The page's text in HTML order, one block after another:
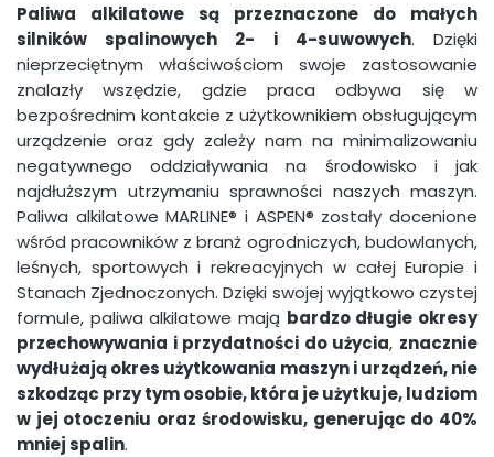
Paliwa alkilatowe są przeznaczone
do małych
silników spalinowych 2- i 4-suwowych. Dzięki
nieprzeciętnym właściwościom swoje zastosowanie
znalazły wszędzie, gdzie praca odbywa się w
bezpośrednim kontakcie z użytkownikiem obsługującym
urządzenie oraz gdy zależy nam na minimalizowaniu
negatywnego oddziaływania na środowisko i jak
najdłuższym utrzymaniu sprawności naszych maszyn.
Paliwa alkilatowe MARLINE® i ASPEN® zostały docenione
wśród pracowników z branż ogrodniczych, budowlanych,
leśnych, sportowych i rekreacyjnych w całej Europie i
Stanach Zjednoczonych. Dzięki swojej wyjątkowo czystej
formule, paliwa alkilatowe mają bardzo długie okresy
przechowywania i przydatności do użycia, znacznie
wydłużają okres użytkowania maszyn i urządzeń, nie
szkodząc przy tym osobie, która je użytkuje, ludziom
w jej otoczeniu oraz środowisku, generując do 40%
mniej spalin.